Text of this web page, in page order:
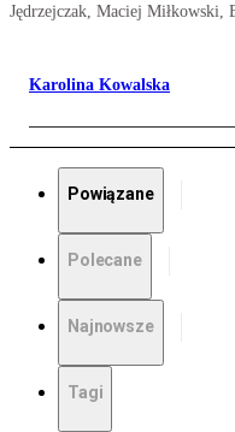
Jędrzejczak, Maciej Miłkowski,
Karolina Kowalska
Powiązane
Polecane
Najnowsze
Tagi